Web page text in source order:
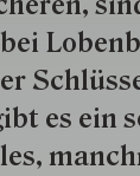
es ein